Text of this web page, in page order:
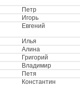
Петр
Игорь
Евгений
Илья
Алина
Григорий
Владимир
Петя
Константин